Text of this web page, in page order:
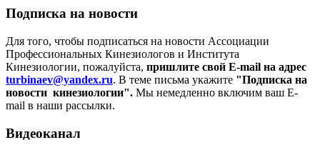
Подписка на новости
Для того, чтобы подписаться на новости Ассоциации
Профессиональных Кинезиологов и Института
Кинезиологии, пожалуйста, пришлите свой E-mail на адрес
turbinaev@yandex.ru. В теме письма укажите "Подписка на
новости кинезиологии". Мы немедленно включим ваш E-
mail в наши рассылки.
Видеоканал